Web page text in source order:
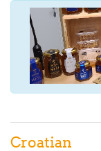
Croatian